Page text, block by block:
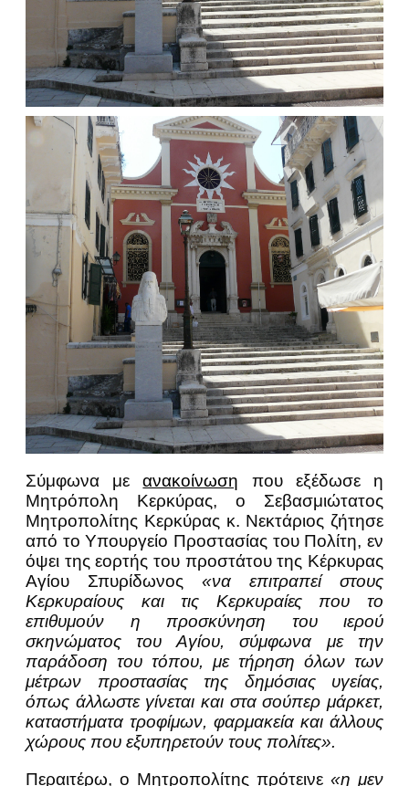
Σύμφωνα μεανακοίνωση που εξέδωσε η
Μητρόπολη Κερκύρας, ο Σεβασμιώτατος
Μητροπολίτης Κερκύρας κ. Νεκτάριος ζήτησε
από το Υπουργείο Προστασίας του Πολίτη, εν
όψει της εορτής του προστάτου της Κέρκυρας
Αγίου Σπυρίδωνος «να επιτραπεί στους
Κερκυραίους και τις Κερκυραίες που το
επιθυμούν η προσκύνηση του ιερού
σκηνώματος του Αγίου, σύμφωνα με την
παράδοση του τόπου, με τήρηση όλων των
μέτρων προστασίας της δημόσιας υγείας,
όπως άλλωστε γίνεται και στα σούπερ μάρκετ,
καταστήματα τροφίμων, φαρμακεία και άλλους
χώρους που εξυπηρετούν τους πολίτες».
Περαιτέρω, ο Μητροπολίτης πρότεινε «η μεν